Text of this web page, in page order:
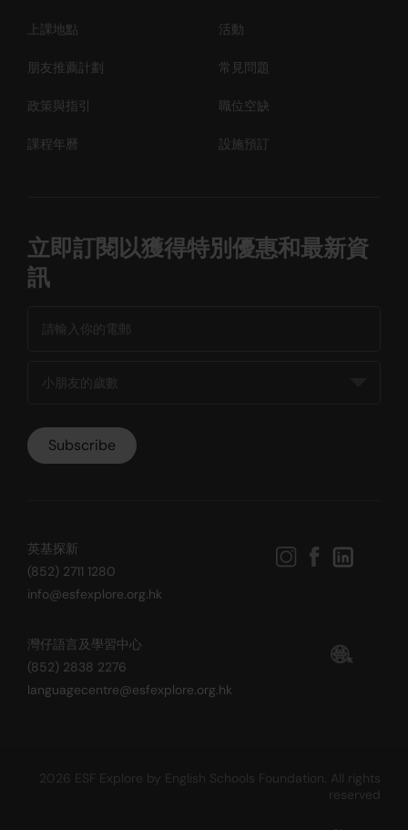
上課地點 活動
朋友推薦計劃 常見問題
政策與指引 職位空缺
課程年曆 設施預訂
立即訂閱以獲得特別優惠和最新資
訊
英基探新
(852) 2711 1280
info@esfexplore.org.hk
灣仔語言及學習中心
(852) 2838 2276
languagecentre@esfexplore.org.hk
2026 ESF Explore by English Schools Foundation. All rights
reserved